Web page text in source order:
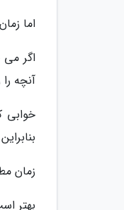
اما
اگر می
آنچه
خوابی
زمان
بهتر